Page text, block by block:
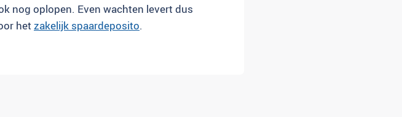
nog oplopen. Even wachten levert dus
het zakelijk spaardeposito.